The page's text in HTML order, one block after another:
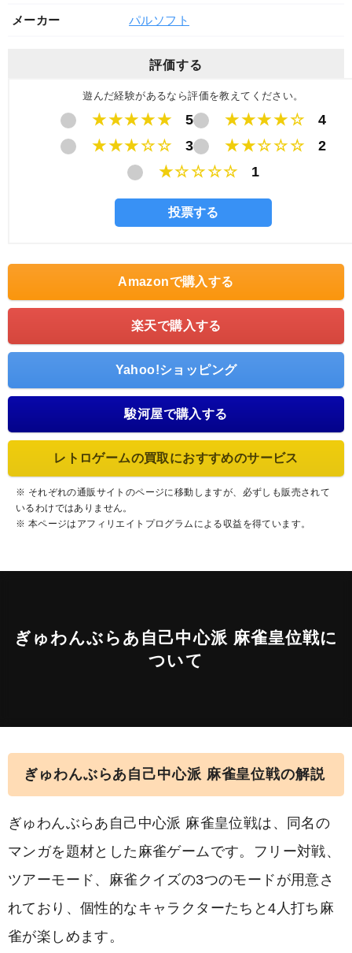
メーカー パルソフト
評価する
遊んだ経験があるなら評価を教えてください。
★★★★★ 5 ★★★★☆
4
★★★☆☆
3 ★★☆☆☆
2
★☆☆☆☆
1
Amazonで購入する
楽天で購入する
Yahoo!ショッピング
駿河屋で購入する
レトロゲームの買取におすすめのサービス
※ それぞれの通販サイトのページに移動しますが、必ずしも販売されて
いるわけではありません。
※ 本ページはアフィリエイトプログラムによる収益を得ています。
ぎゅわんぶらあ自己中心派 麻雀皇位戦に
ついて
ぎゅわんぶらあ自己中心派 麻雀皇位戦の解説
ぎゅわんぶらあ自己中心派 麻雀皇位戦は、同名の
マンガを題材とした麻雀ゲームです。フリー対戦、
ツアーモード、麻雀クイズの3つのモードが用意さ
れており、個性的なキャラクターたちと4人打ち麻
雀が楽しめます。